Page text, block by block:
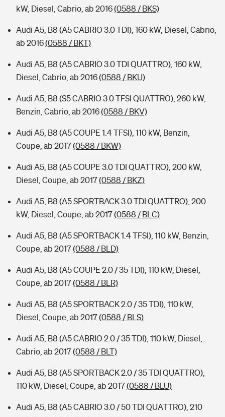
kW, Diesel, Cabrio, ab 2016(0588 / BKS)
Audi A5, B8 (A5 CABRIO 3.0 TDI), 160 kW, Diesel, Cabrio,
ab 2016(0588 / BKT)
Audi A5, B8 (A5 CABRIO 3.0 TDI QUATTRO), 160 kW,
Diesel, Cabrio, ab 2016(0588 / BKU)
Audi A5, B8 (S5 CABRIO 3.0 TFSI QUATTRO), 260 kW,
Benzin, Cabrio, ab 2016(0588 / BKV)
Audi A5, B8 (A5 COUPE 1.4 TFSI), 110 kW, Benzin,
Coupe, ab 2017(0588 / BKW)
Audi A5, B8 (A5 COUPE 3.0 TDI QUATTRO), 200 kW,
Diesel, Coupe, ab 2017(0588 / BKZ)
Audi A5, B8 (A5 SPORTBACK 3.0 TDI QUATTRO), 200
kW, Diesel, Coupe, ab 2017(0588 / BLC)
Audi A5, B8 (A5 SPORTBACK 1.4 TFSI), 110 kW, Benzin,
Coupe, ab 2017(0588 / BLD)
Audi A5, B8 (A5 COUPE 2.0 / 35 TDI), 110 kW, Diesel,
Coupe, ab 2017(0588 / BLR)
Audi A5, B8 (A5 SPORTBACK 2.0 / 35 TDI), 110 kW,
Diesel, Coupe, ab 2017(0588 / BLS)
Audi A5, B8 (A5 CABRIO 2.0 / 35 TDI), 110 kW, Diesel,
Cabrio, ab 2017(0588 / BLT)
Audi A5, B8 (A5 SPORTBACK 2.0 / 35 TDI QUATTRO),
110 kW, Diesel, Coupe, ab 2017(0588 / BLU)
Audi A5, B8 (A5 CABRIO 3.0 / 50 TDI QUATTRO), 210